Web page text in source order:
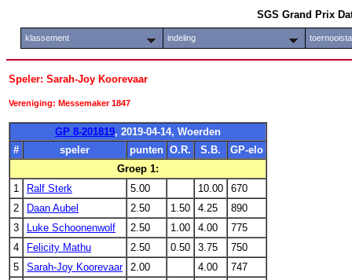
SGS Grand Prix
klassement indeling
Speler: Sarah-Joy Koorevaar
Vereniging: Messemaker 1847
GP 8-201819, 2019-04-14, Woerden
#
speler punten O.R. S.B.
GP-elo
Groep 1:
1
Ralf Sterk 5.00 10.00
670
2
Daan Aubel 2.50 1.50 4.25
890
3
Luke Schoonenwolf 2.50 1.00 4.00
775
4
Felicity Mathu 2.50 0.50 3.75
750
5
Sarah-Joy Koorevaar 2.00 4.00
747